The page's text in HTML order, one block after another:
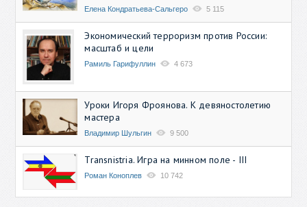
Елена Кондратьева-Сальгеро 5 115
Экономический терроризм против России:
масштаб и цели
Рамиль Гарифуллин 4 673
Уроки Игоря Фроянова. К девяностолетию
мастера
Владимир Шульгин 9 500
Transnistria. Игра на минном поле - III
Роман Коноплев 10 742